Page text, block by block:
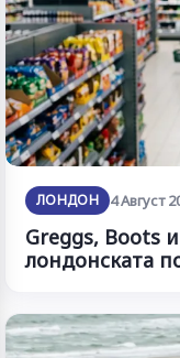
ЛОНДОН 4 Август
Greggs, Boots
лондонската